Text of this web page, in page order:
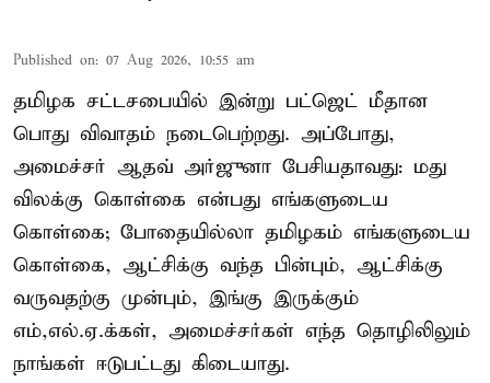
Published on: 07 Aug 2026, 10:55 am
தமிழக சட்டசபையில் இன்று பட்ஜெட் மீதான
பொது விவாதம் நடைபெற்றது. அப்போது,
அமைச்சர் ஆதவ் அர்ஜுனா பேசியதாவது: மது
விலக்கு கொள்கை என்பது எங்களுடைய
கொள்கை; போதையில்லா தமிழகம் எங்களுடைய
கொள்கை, ஆட்சிக்கு வந்த பின்பும், ஆட்சிக்கு
வருவதற்கு முன்பும், இங்கு இருக்கும்
எம்,எல்.ஏ.க்கள், அமைச்சர்கள் எந்த தொழிலிலும்
நாங்கள் ஈடுபட்டது கிடையாது.